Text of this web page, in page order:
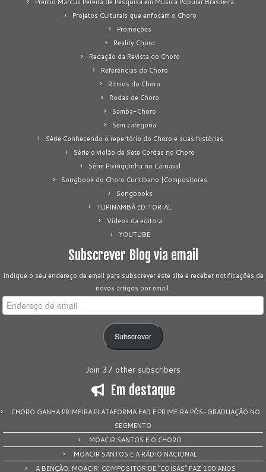
Projetos Culturais que enfocam o Choro
Promoções
Reality Choro
Redação da Revista do Choro
Referências do Choro
Ritmos do Choro
Rodas de Choro
Samba-Choro
Sem categoria
Série Conhecendo o repertório do Choro e suas histórias
Série o violão de Sete Cordas no Choro
Série Pixinguinha no Carnaval
Songbook do Choro Curitibano |Compositores
Songbooks
TUPINAMBÁ EDITORIAL
Vídeos da editora
YOUTUBE
Subscrever Blog via email
Indique o seu endereço de email para subscrever este site e receber notificações de
novos artigos por email.
Endereço
de
Subscrever
Join 37 other subscribers
Em destaque
CHORO GANHA PRIMEIRA PLATAFORMA EAD E PRIMEIRA PÓS-GRADUAÇÃO NO
SEGMENTO
MOACIR SANTOS E O CHORO
MOACIR SANTOS E A RÁDIO NACIONAL
A BENÇÃO, MOACIR: COMPOSITOR DE “COISAS” FAZ 100 ANOS